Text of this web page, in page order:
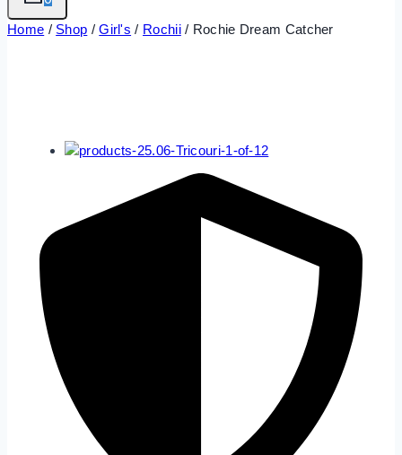
Home / Shop / Girl's / Rochii / Rochie Dream Catcher